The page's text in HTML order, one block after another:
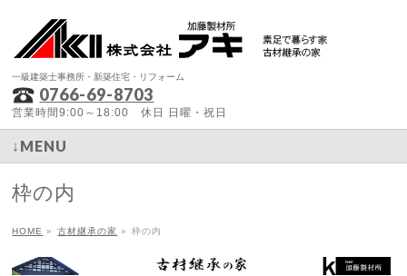
一級建築士事務所・新築住宅・リフォーム
0766-69-8703
営業時間9:00～18:00 休日 日曜・祝日
↓MENU
枠の内
HOME » 古材継承の家 » 枠の内